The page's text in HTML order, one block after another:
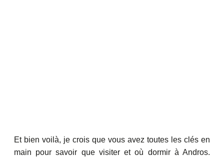
Et bien voilà, je crois que vous avez toutes les clés en
main pour savoir que visiter et où dormir à Andros.